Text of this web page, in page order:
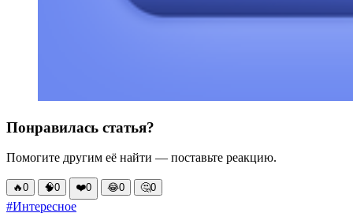
Понравилась статья?
Помогите другим её найти — поставьте реакцию.
🔥0 🧠0 ❤️0 😂0 🤔0
#Интересное